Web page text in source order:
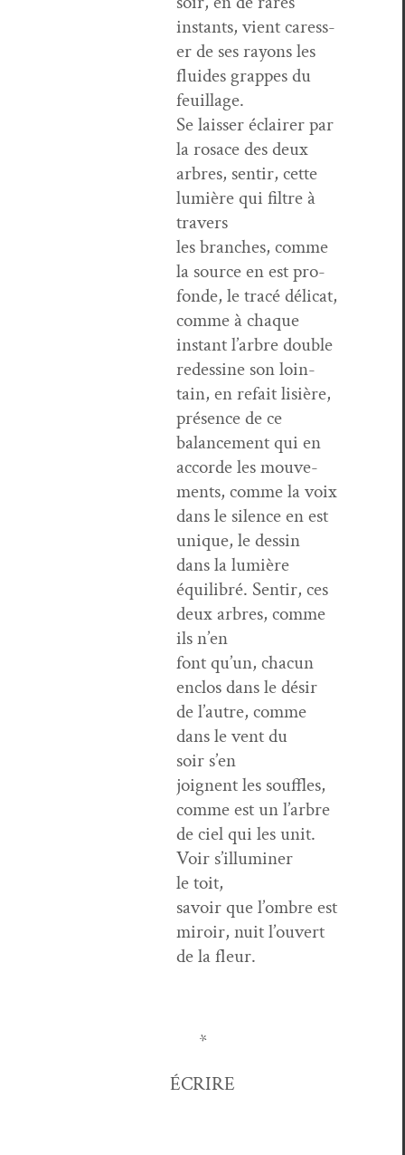
instants, vient caress­
er de ses rayons les
flu­ides grappes du
feuillage.
Se laiss­er éclair­er par
la rosace des deux
arbres, sen­tir, cette
lumière qui fil­tre à
travers
les branch­es, comme
la source en est pro­
fonde, le tracé déli­cat,
comme à chaque
instant l’ar­bre dou­ble
redes­sine son loin­
tain, en refait lisière,
présence de ce
bal­ance­ment qui en
accorde les mou­ve­
ments, comme la voix
dans le silence en est
unique, le dessin
dans la lumière
équili­bré. Sen­tir, ces
deux arbres, comme
ils n’en
font qu’un, cha­cun
enc­los dans le désir
de l’autre, comme
dans le vent du
soir s’en
joignent les souf­fles,
comme est un l’ar­bre
de ciel qui les unit.
Voir s’il­lu­min­er
le toit,
savoir que l’om­bre est
miroir, nuit l’ou­vert
de la fleur.
*
ÉCRIRE